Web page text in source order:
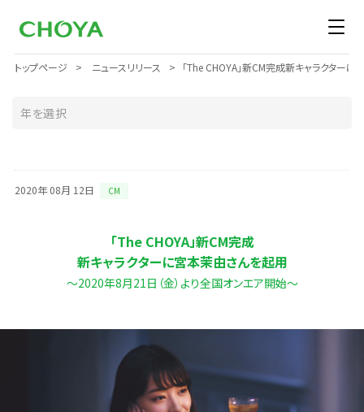
トップページ ニュースリリース 「The CHOYA」新CM完成新キャラクター
2020年 08月 12日 CM
「The CHOYA」新CM完成
新キャラクターに宮本茉由さんを起用
～2020年8月21日（金）より全国オンエア開始～